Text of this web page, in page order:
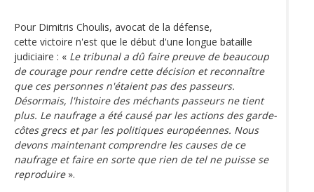
Pour Dimitris Choulis, avocat de la défense,
cette victoire n'est que le début d'une longue bataille
judiciaire : « Le tribunal a dû faire preuve de beaucoup
de courage pour rendre cette décision et reconnaître
que ces personnes n'étaient pas des passeurs.
Désormais, l'histoire des méchants passeurs ne tient
plus. Le naufrage a été causé par les actions des garde-
côtes grecs et par les politiques européennes. Nous
devons maintenant comprendre les causes de ce
naufrage et faire en sorte que rien de tel ne puisse se
reproduire».